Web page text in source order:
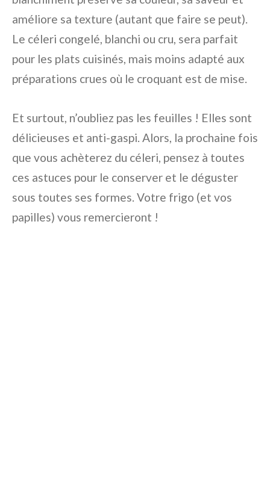
améliore sa texture (autant que faire se peut).
Le céleri congelé, blanchi ou cru, sera parfait
pour les plats cuisinés, mais moins adapté aux
préparations crues où le croquant est de mise.
Et surtout, n’oubliez pas les feuilles ! Elles sont
délicieuses et anti-gaspi. Alors, la prochaine fois
que vous achèterez du céleri, pensez à toutes
ces astuces pour le conserver et le déguster
sous toutes ses formes. Votre frigo (et vos
papilles) vous remercieront !